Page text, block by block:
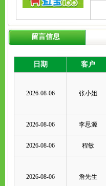
留言信息
日期 客户
2026-08-06 张小姐
2026-08-06 李思源
2026-08-06 程敏
2026-08-06 詹先生